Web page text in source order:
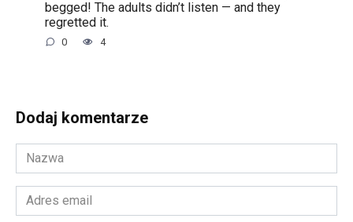
begged! The adults didn’t listen — and they
regretted it.
0 4
Dodaj komentarze
Nazwa
*
Adres
email